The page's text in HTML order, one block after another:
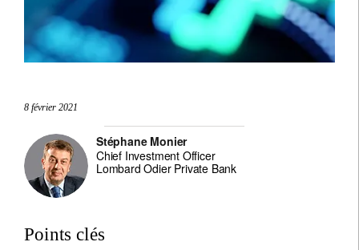
8 février 2021
Stéphane Monier
Chief Investment Officer
Lombard Odier Private Bank
Points clés